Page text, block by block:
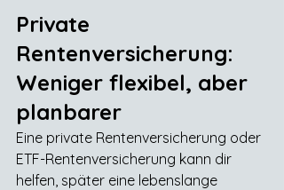
Private
Rentenversicherung:
Weniger flexibel, aber
planbarer
Eine private Rentenversicherung oder
ETF-Rentenversicherung kann dir
helfen, später eine lebenslange